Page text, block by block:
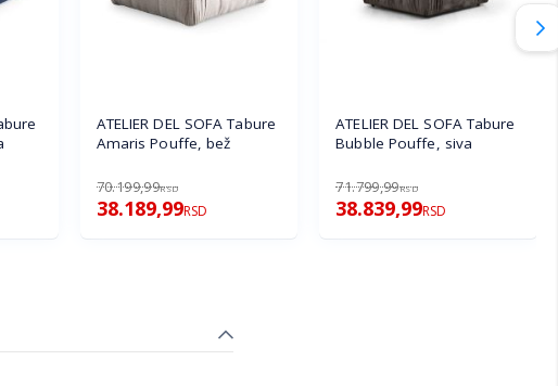
ATELIER DEL SOFA Tabure
Amaris Pouffe, bež
70.199,99RSD
38.189,99RSD
ATELIER DEL SOFA Tabure
Bubble Pouffe, siva
71.799,99RSD
38.839,99RSD